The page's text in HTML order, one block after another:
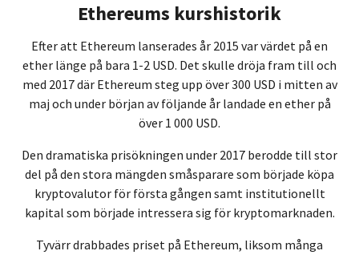
Ethereums kurshistorik
Efter att Ethereum lanserades år 2015 var värdet på en
ether länge på bara 1-2 USD. Det skulle dröja fram till och
med 2017 där Ethereum steg upp över 300 USD i mitten av
maj och under början av följande år landade en ether på
över 1 000 USD.
Den dramatiska prisökningen under 2017 berodde till stor
del på den stora mängden småsparare som började köpa
kryptovalutor för första gången samt institutionellt
kapital som började intressera sig för kryptomarknaden.
Tyvärr drabbades priset på Ethereum, liksom många